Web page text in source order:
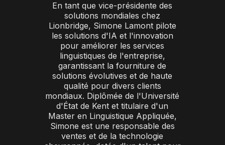
En tant que vice-présidente des
solutions mondiales chez
Lionbridge, Simone Lamont pilote
les solutions d'IA et l'innovation
pour améliorer les services
linguistiques de l'entreprise,
garantissant la fourniture de
solutions évolutives et de haute
qualité pour divers clients
mondiaux. Diplômée de l'Université
d'État de Kent et titulaire d'un
Master en Linguistique Appliquée,
Simone est une responsable des
ventes et de la technologie